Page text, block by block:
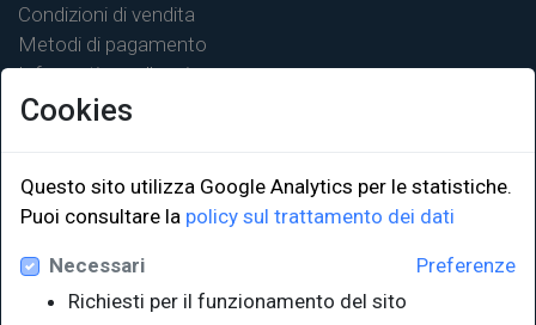
Condizioni di vendita
Metodi di pagamento
Informativa sulla privacy
LINK ISTITUZIONALI
Università degli Studi di Trieste
Sistema Bibliotecario di Ateneo
Cookies
Questo sito utilizza Google Analytics per le statistiche.
Puoi consultare la policy sul trattamento dei dati
Preferenze
Necessari
Richiesti per il funzionamento del sito